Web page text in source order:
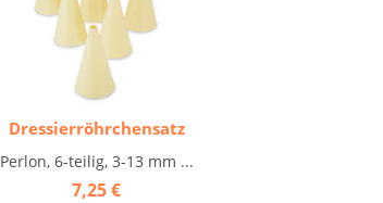
Dressierröhrchensatz
Perlon, 6-teilig, 3-13 mm ...
7,25 €